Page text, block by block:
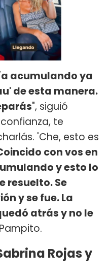
acumulando ya
de esta manera.
", siguió
te
'Che, esto es
con vos en
y esto lo
resuelto. Se
y se fue. La
atrás y no le
Rojas y